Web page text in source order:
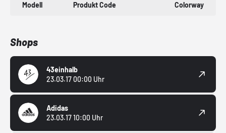
Modell Produkt Code Colorway
Shops
43einhalb
23.03.17 00:00 Uhr
Adidas
23.03.17 10:00 Uhr